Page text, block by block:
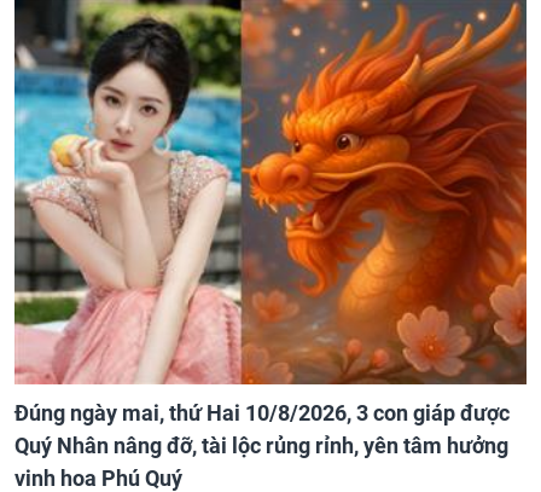
Đúng ngày mai, thứ Hai 10/8/2026, 3 con giáp được
Quý Nhân nâng đỡ, tài lộc rủng rỉnh, yên tâm hưởng
vinh hoa Phú Quý